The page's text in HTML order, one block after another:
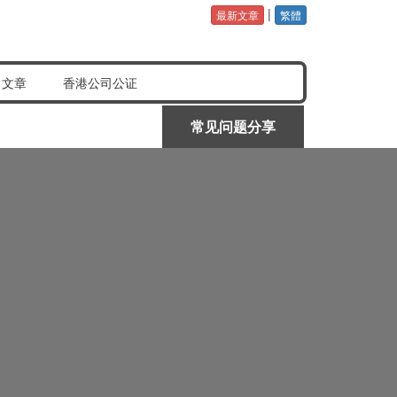
最新文章 | 繁體
常见问题分享